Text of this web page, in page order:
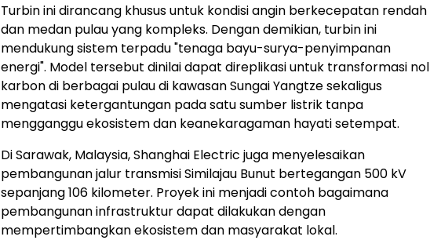
Turbin ini dirancang khusus untuk kondisi angin berkecepatan rendah
dan medan pulau yang kompleks. Dengan demikian, turbin ini
mendukung sistem terpadu "tenaga bayu-surya-penyimpanan
energi". Model tersebut dinilai dapat direplikasi untuk transformasi nol
karbon di berbagai pulau di kawasan Sungai Yangtze sekaligus
mengatasi ketergantungan pada satu sumber listrik tanpa
mengganggu ekosistem dan keanekaragaman hayati setempat.
Di Sarawak, Malaysia, Shanghai Electric juga menyelesaikan
pembangunan jalur transmisi Similajau Bunut bertegangan 500 kV
sepanjang 106 kilometer. Proyek ini menjadi contoh bagaimana
pembangunan infrastruktur dapat dilakukan dengan
mempertimbangkan ekosistem dan masyarakat lokal.